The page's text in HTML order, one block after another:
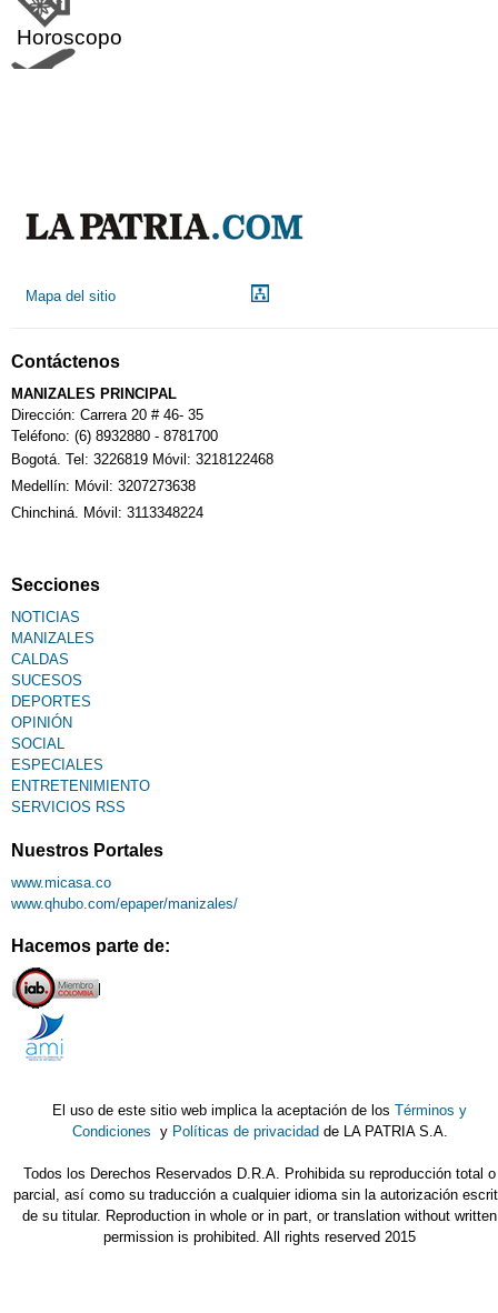
Horoscopo
Calendario Tributario
Sudoku
Mapa del sitio
Contáctenos
MANIZALES PRINCIPAL
Dirección: Carrera 20 # 46- 35
Teléfono: (6) 8932880 - 8781700
Bogotá. Tel: 3226819 Móvil: 3218122468
Medellín: Móvil: 3207273638
Chinchiná. Móvil: 3113348224
Secciones
NOTICIAS
MANIZALES
CALDAS
SUCESOS
DEPORTES
OPINIÓN
SOCIAL
ESPECIALES
ENTRETENIMIENTO
SERVICIOS RSS
Nuestros Portales
www.micasa.co
www.qhubo.com/epaper/manizales/
Hacemos parte de:
El uso de este sitio web implica la aceptación de losTérminos y
Condiciones y Políticas de privacidad de LA PATRIA S.A.
Todos los Derechos Reservados D.R.A. Prohibida su reproducción total o
parcial, así como su traducción a cualquier idioma sin la autorización
de su titular. Reproduction in whole or in part, or translation without written
permission is prohibited. All rights reserved 2015